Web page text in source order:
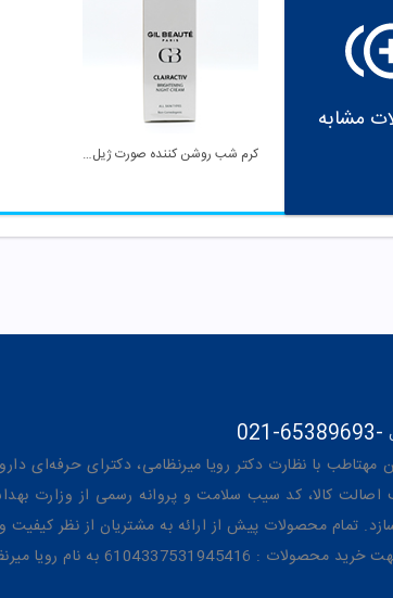
مشابه
کرم شب روشن کننده صورت ژیل بوته
021-65389693-
مهتاطب با نظارت دکتر رویا میرنظامی، دکترای حرفه‌ای داروسازی شماره
کالا، کد سیب سلامت و پروانه رسمی از وزارت
تمام محصولات پیش از ارائه به مشتریان از نظر
6104337531945416 به نام رویا میرنظامی